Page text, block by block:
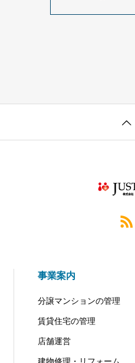
事業案内
分譲マンションの管理
賃貸住宅の管理
店舗運営